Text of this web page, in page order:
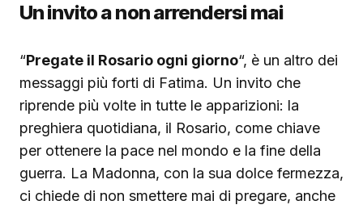
Un invito a non arrendersi mai
“Pregate il Rosario ogni giorno“, è un altro dei
messaggi più forti di Fatima. Un invito che
riprende più volte in tutte le apparizioni: la
preghiera quotidiana, il Rosario, come chiave
per ottenere la pace nel mondo e la fine della
guerra. La Madonna, con la sua dolce fermezza,
ci chiede di non smettere mai di pregare, anche